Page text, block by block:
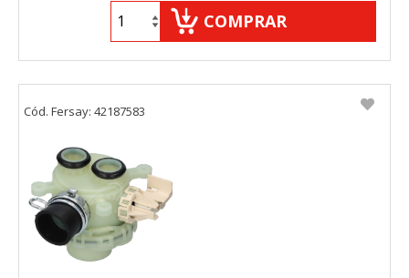
COMPRAR
Cód. Fersay: 42187583